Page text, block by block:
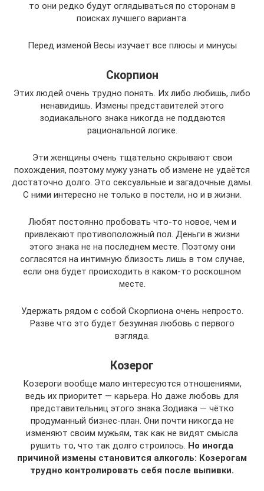
то они редко будут оглядываться по сторонам в
поисках лучшего варианта.
Перед изменой Весы изучает все плюсы и минусы
Скорпион
Этих людей очень трудно понять. Их либо любишь, либо
ненавидишь. Измены представителей этого
зодиакального знака никогда не поддаются
рациональной логике.
Эти женщины очень тщательно скрывают свои
похождения, поэтому мужу узнать об измене не удаётся
достаточно долго. Это сексуальные и загадочные дамы.
С ними интересно не только в постели, но и в жизни.
Любят постоянно пробовать что-то новое, чем и
привлекают противоположный пол. Деньги в жизни
этого знака не на последнем месте. Поэтому они
согласятся на интимную близость лишь в том случае,
если она будет происходить в каком-то роскошном
месте.
Удержать рядом с собой Скорпиона очень непросто.
Разве что это будет безумная любовь с первого
взгляда.
Козерог
Козероги вообще мало интересуются отношениями,
ведь их приоритет — карьера. Но даже любовь для
представительниц этого знака Зодиака — чётко
продуманный бизнес-план. Они почти никогда не
изменяют своим мужьям, так как не видят смысла
рушить то, что так долго строилось. Но иногда
причиной измены становится алкоголь: Козерогам
трудно контролировать себя после выпивки.